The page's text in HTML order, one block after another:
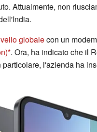
Attualmente, non
globalecon un modem
. Ora, ha indicato che il
l'azienda ha